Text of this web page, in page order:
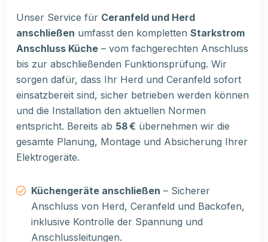
Unser Service für Ceranfeld und Herd
anschließen umfasst den kompletten Starkstrom
Anschluss Küche – vom fachgerechten Anschluss
bis zur abschließenden Funktionsprüfung. Wir
sorgen dafür, dass Ihr Herd und Ceranfeld sofort
einsatzbereit sind, sicher betrieben werden können
und die Installation den aktuellen Normen
entspricht. Bereits ab 58 € übernehmen wir die
gesamte Planung, Montage und Absicherung Ihrer
Elektrogeräte.
Küchengeräte anschließen – Sicherer
Anschluss von Herd, Ceranfeld und Backofen,
inklusive Kontrolle der Spannung und
Anschlussleitungen.